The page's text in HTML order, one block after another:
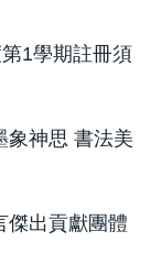
1學期註冊須
象神思 書法美
傑出貢獻團體